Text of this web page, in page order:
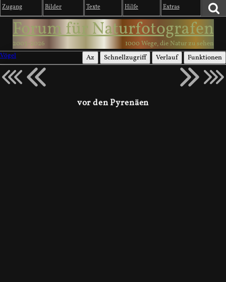
Zugang Bilder Texte Hilfe Extras
Forum für Naturfotografen
2003-2026
1000 Wege, die Natur zu sehen
Vögel
Az Schnellzugriff Verlauf Funktionen
vor den Pyrenäen